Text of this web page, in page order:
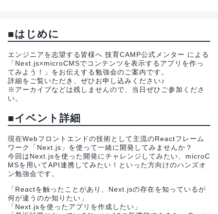
■はじめに
エンジニアを志望する皆様へ 技育CAMP公式メンター による
「Next.js×microCMSでコンテンツを表示するアプリを作っ
てみよう！」をお伝えする勉強会のご案内です。
詳細をご覧いただき、ぜひお申し込みください♪
※アーカイブなどは残しませんので、当日ぜひご参加くださ
い。
■イベント詳細
現在Webフロントエンドの技術として主流のReactフレーム
ワーク「Next.js」を使って一緒に開発してみませんか？
今回はNext.jsを使った開発にチャレンジしてみたい、microC
MSを用いてAPI連携してみたい！といった方向けのハンズオ
ン勉強会です。
「Reactを触ったことがあり、Next.jsの存在を知っているが
何が違うのか知りたい」
「Next.jsを使ったアプリを作成したい」